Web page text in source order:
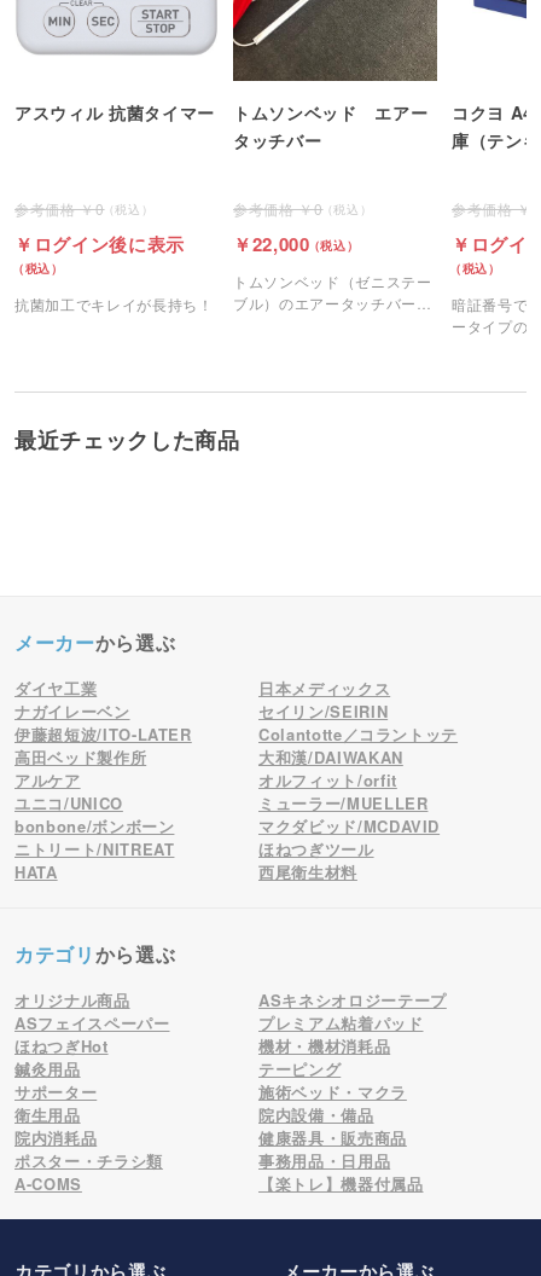
アスウィル 抗菌タイマー
0
ログイン後に表示
抗菌加工でキレイが長持ち！
トムソンベッド エアー
タッチバー
0
22,000
トムソンベッド（ゼニステー
ブル）のエアータッチバー
コクヨ A4
庫（テン
ログイ
暗証番号で
ータイプの
最近チェックした商品
メーカーから選ぶ
ダイヤ工業
日本メディックス
ナガイレーベン
セイリン/SEIRIN
伊藤超短波/ITO-LATER
Colantotte／コラントッテ
高田ベッド製作所
大和漢/DAIWAKAN
アルケア
オルフィット/orfit
ユニコ/UNICO
ミューラー/MUELLER
bonbone/ボンボーン
マクダビッド/MCDAVID
ニトリート/NITREAT
ほねつぎツール
HATA
西尾衛生材料
カテゴリから選ぶ
オリジナル商品
ASキネシオロジーテープ
ASフェイスペーパー
プレミアム粘着パッド
ほねつぎHot
機材・機材消耗品
鍼灸用品
テーピング
サポーター
施術ベッド・マクラ
衛生用品
院内設備・備品
院内消耗品
健康器具・販売商品
ポスター・チラシ類
事務用品・日用品
A-COMS
【楽トレ】機器付属品